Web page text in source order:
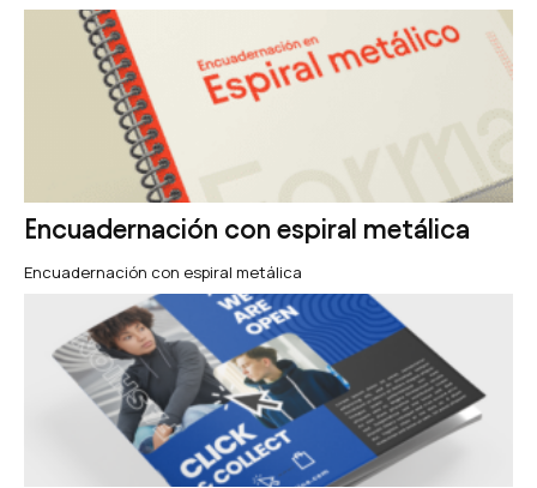
Encuadernación con espiral metálica
Encuadernación con espiral metálica